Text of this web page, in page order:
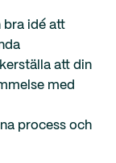
bra idé att
att din
med
process och